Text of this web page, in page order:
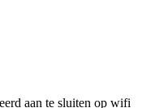
aan te sluiten op wifi